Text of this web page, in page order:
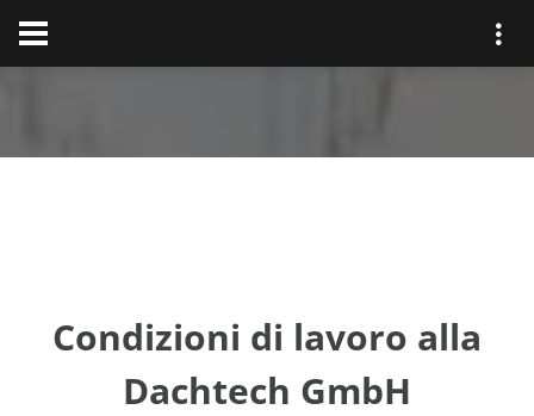
Condizioni di lavoro alla
Dachtech GmbH